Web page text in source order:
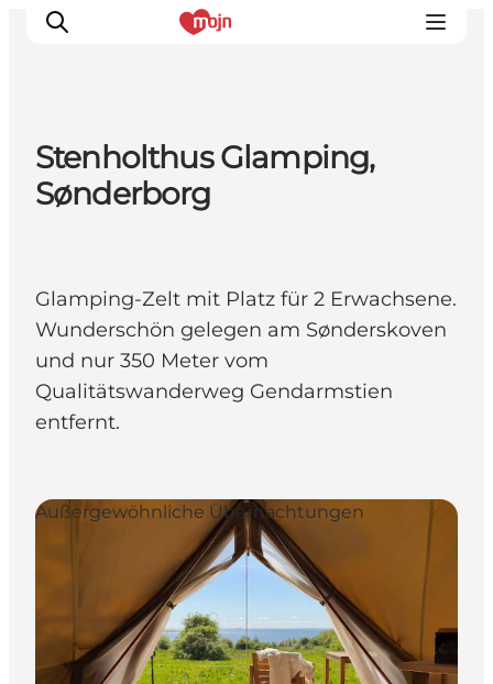
Erlebnisse
Städte und Regionen
Plane deine Reise
Booking
Stenholthus Glamping,
Sønderborg
Glamping-Zelt mit Platz für 2 Erwachsene.
Wunderschön gelegen am Sønderskoven
und nur 350 Meter vom
Qualitätswanderweg Gendarmstien
entfernt.
Außergewöhnliche Übernachtungen